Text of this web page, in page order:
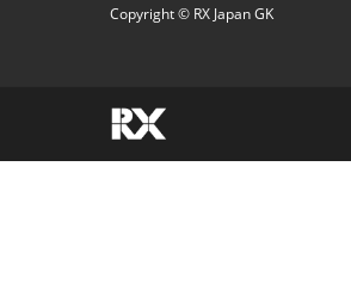
Copyright © RX Japan GK